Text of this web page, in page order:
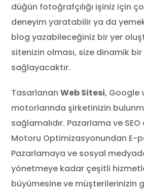
düğün fotoğrafçılığı işiniz için
deneyim yaratabilir ya da
blog yazabileceğiniz bir yer
sitenizin olması, size dinamik
sağlayacaktır.
Tasarlanan Web Sitesi, Google
motorlarında şirketinizin
sağlamalıdır. Pazarlama ve
Motoru Optimizasyonundan E-
Pazarlamaya ve sosyal
yönetmeye kadar çeşitli
büyümesine ve müşterilerinizin